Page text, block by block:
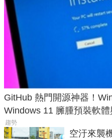
GitHub 熱門開源神器！
Windows 11 臃腫預裝軟
趨勢
空汙來襲